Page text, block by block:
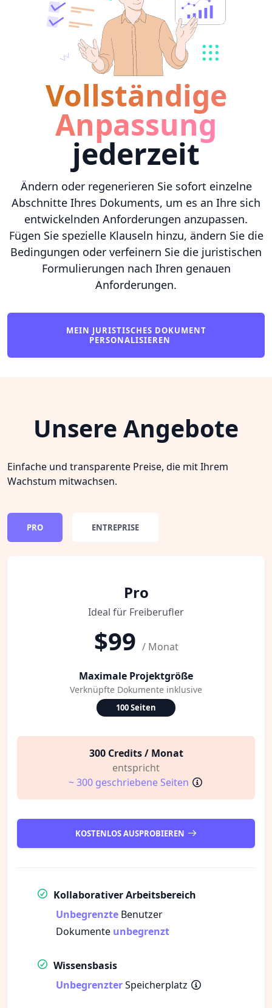
Vollständige
Anpassung
jederzeit
Ändern oder regenerieren Sie sofort einzelne
Abschnitte Ihres Dokuments, um es an Ihre sich
entwickelnden Anforderungen anzupassen.
Fügen Sie spezielle Klauseln hinzu, ändern Sie die
Bedingungen oder verfeinern Sie die juristischen
Formulierungen nach Ihren genauen
Anforderungen.
MEIN JURISTISCHES DOKUMENT
PERSONALISIEREN
Unsere Angebote
Einfache und transparente Preise, die mit Ihrem
Wachstum mitwachsen.
PRO ENTREPRISE
Pro
Ideal für Freiberufler
$99 / Monat
Maximale Projektgröße
Verknüpfte Dokumente inklusive
100 Seiten
300 Credits / Monat
entspricht
~ 300 geschriebene Seiten
KOSTENLOS AUSPROBIEREN
Kollaborativer Arbeitsbereich
Unbegrenzte Benutzer
Dokumente unbegrenzt
Wissensbasis
UnbegrenzterSpeicherplatz